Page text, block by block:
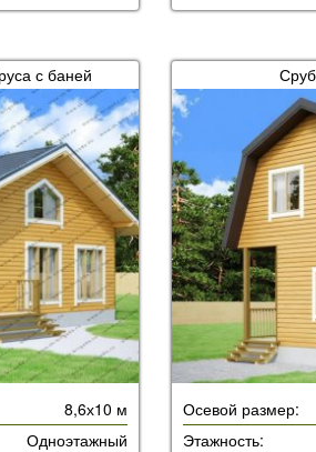
с баней
8,6х10 м
Одноэтажный
Осевой размер:
Этажность: